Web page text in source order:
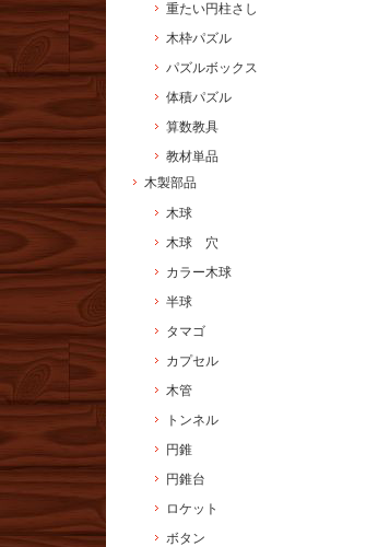
重たい円柱さし
木枠パズル
パズルボックス
体積パズル
算数教具
教材単品
木製部品
木球
木球 穴
カラー木球
半球
タマゴ
カプセル
木管
トンネル
円錐
円錐台
ロケット
ボタン